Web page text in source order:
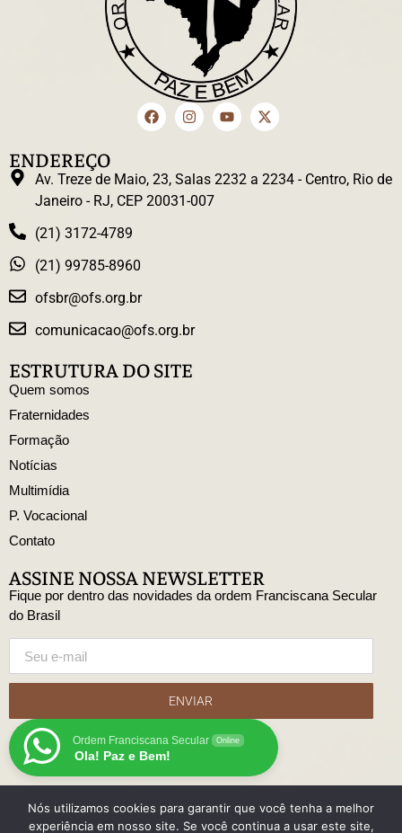
ENDEREÇO
Av. Treze de Maio, 23, Salas 2232 a 2234 - Centro, Rio de
Janeiro - RJ, CEP 20031-007
(21) 3172-4789
(21) 99785-8960
ofsbr@ofs.org.br
comunicacao@ofs.org.br
ESTRUTURA DO SITE
Quem somos
Fraternidades
Formação
Notícias
Multimídia
P. Vocacional
Contato
ASSINE NOSSA NEWSLETTER
Fique por dentro das novidades da ordem Franciscana Secular
do Brasil
ENVIAR
Ordem Franciscana Secular Online
Ola! Paz e Bem!
© Copyright Ordem Franciscana Secular do Brasil
Nós utilizamos cookies para garantir que você tenha a melhor
experiência em nosso site. Se você continua a usar este site,